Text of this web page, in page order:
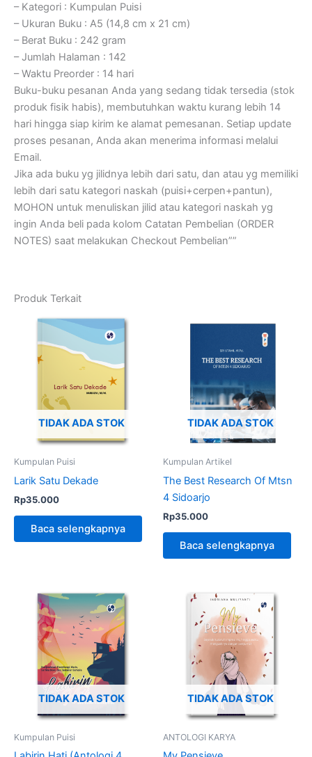
– Kategori : Kumpulan Puisi
– Ukuran Buku : A5 (14,8 cm x 21 cm)
– Berat Buku : 242 gram
– Jumlah Halaman : 142
– Waktu Preorder : 14 hari
Buku-buku pesanan Anda yang sedang tidak tersedia (stok
produk fisik habis), membutuhkan waktu kurang lebih 14
hari hingga siap kirim ke alamat pemesanan. Setiap update
proses pesanan, Anda akan menerima informasi melalui
Email.
Jika ada buku yg jilidnya lebih dari satu, dan atau yg memiliki
lebih dari satu kategori naskah (puisi+cerpen+pantun),
MOHON untuk menuliskan jilid atau kategori naskah yg
ingin Anda beli pada kolom Catatan Pembelian (ORDER
NOTES) saat melakukan Checkout Pembelian””
Produk Terkait
TIDAK ADA STOK
Kumpulan Puisi
Larik Satu Dekade
Rp35.000
Baca selengkapnya
TIDAK ADA STOK
Kumpulan Artikel
The Best Research Of Mtsn
4 Sidoarjo
Rp35.000
Baca selengkapnya
TIDAK ADA STOK
Kumpulan Puisi
TIDAK ADA STOK
ANTOLOGI KARYA